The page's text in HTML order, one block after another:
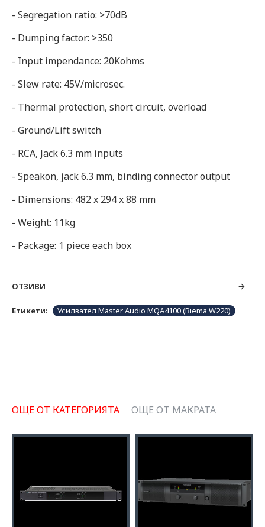
- Segregation ratio: >70dB
- Dumping factor: >350
- Input impendance: 20Kohms
- Slew rate: 45V/microsec.
- Thermal protection, short circuit, overload
- Ground/Lift switch
- RCA, Jack 6.3 mm inputs
- Speakon, jack 6.3 mm, binding connector output
- Dimensions: 482 x 294 x 88 mm
- Weight: 11kg
- Package: 1 piece each box
ОТЗИВИ
Етикети: Усилвател Master Audio MQA4100 (Biema W220)
ОЩЕ ОТ КАТЕГОРИЯТА ОЩЕ ОТ МАКРАТА